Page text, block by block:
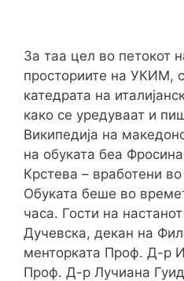
За таа цел во петокот
просториите на УКИМ,
катедрата на
како се уредуваат и
Википедија на
на обуката беа
Крстева – вработени
Обуката беше во
часа. Гости на
Дучевска, декан на
менторката Проф. Д-р
Проф. Д-р Лучиана